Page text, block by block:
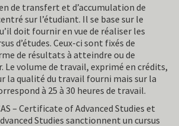
de transfert et d’accumulation de
sur l’étudiant. Il se base sur le
doit fournir en vue de réaliser les
d’études. Ceux-ci sont fixés de
de résultats à atteindre ou de
Le volume de travail, exprimé en crédits,
la qualité du travail fourni mais sur la
à 25 à 30 heures de travail.
– Certificate of Advanced Studies et
Studies sanctionnent un cursus